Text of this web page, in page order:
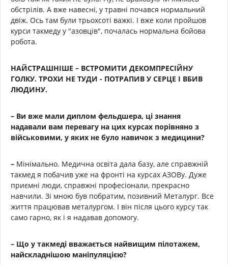
обстрілів. А вже навесні, у травні почався нормальний
двіж. Ось там були трьохсоті важкі. І вже коли пройшов
курси такмеду у "азовців", почалась нормальна бойова
робота.
НАЙСТРАШНІШЕ – ВСТРОМИТИ ДЕКОМПРЕСІЙНУ
ГОЛКУ. ТРОХИ НЕ ТУДИ - ПОТРАПИВ У СЕРЦЕ І ВБИВ
ЛЮДИНУ.
– Ви вже мали диплом фельдшера, ці знання
надавали вам перевагу на цих курсах порівняно з
військовими, у яких не було навичок з медицини?
– Мінімально. Медична освіта дала базу, але справжній
такмед я побачив уже на фронті на курсах АЗОВу. Дуже
приємні люди, справжні професіонали, прекрасно
навчили. Зі мною був побратим, позивний Металург. Все
життя працював металургом. І він після цього курсу так
само гарно, як і я надавав допомогу.
– Що у такмеді вважається найвищим пілотажем,
найскладнішою маніпуляцією?